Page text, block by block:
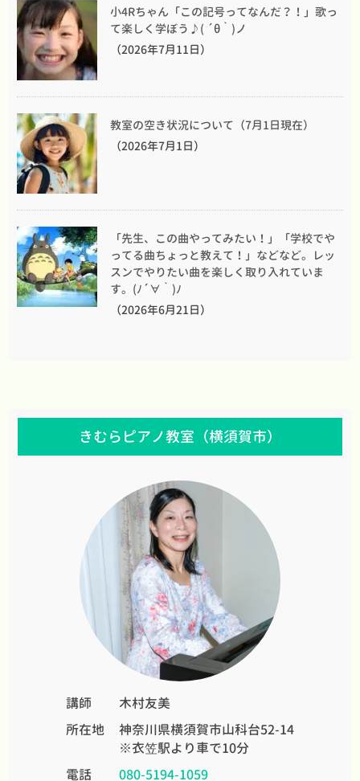
小4Rちゃん「この記号ってなんだ？！」歌っ
て楽しく学ぼう♪( ´θ｀)ノ
（2026年7月11日）
教室の空き状況について（7月1日現在）
（2026年7月1日）
「先生、この曲やってみたい！」「学校でや
ってる曲ちょっと教えて！」などなど。レッ
スンでやりたい曲を楽しく取り入れていま
す。(ﾉ´∀｀)ﾉ
（2026年6月21日）
きむらピアノ教室（横須賀市）
講師
木村友美
所在地
神奈川県横須賀市山科台52-14
※衣笠駅より車で10分
電話
080-5194-1059